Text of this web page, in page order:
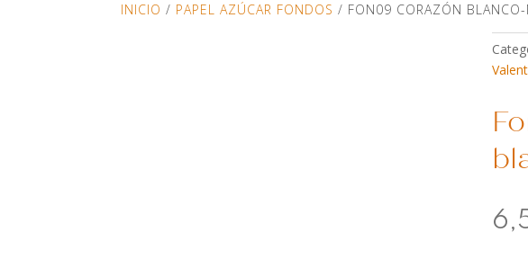
INICIO / PAPEL AZÚCAR FONDOS / FON09 CORAZÓN BLANCO-